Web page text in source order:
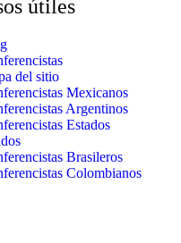
útiles
del sitio
Mexicanos
Argentinos
Estados
Brasileros
Colombianos